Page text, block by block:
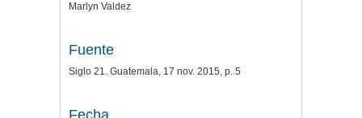
Marlyn Valdez
Fuente
Siglo 21. Guatemala, 17 nov. 2015, p. 5